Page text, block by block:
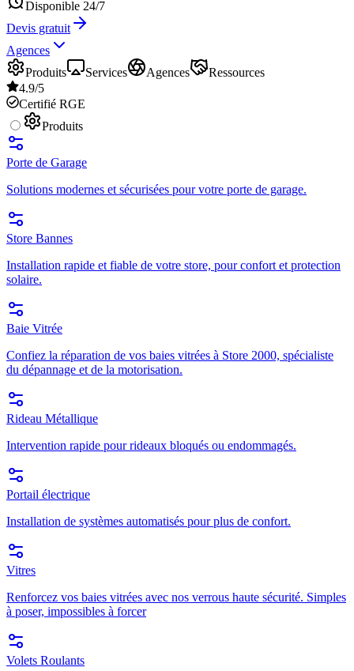
Disponible 24/7
Devis gratuit
Agences
Produits
Services Agences
Ressources
4.9/5
Certifié RGE
Produits
Porte de Garage
Solutions modernes et sécurisées pour votre porte de garage.
Store Bannes
Installation rapide et fiable de votre store, pour confort et protection
solaire.
Baie Vitrée
Confiez la réparation de vos baies vitrées à Store 2000, spécialiste
du dépannage et de la motorisation.
Rideau Métallique
Intervention rapide pour rideaux bloqués ou endommagés.
Portail électrique
Installation de systèmes automatisés pour plus de confort.
Vitres
Renforcez vos baies vitrées avec nos verrous haute sécurité. Simples
à poser, impossibles à forcer
Volets Roulants